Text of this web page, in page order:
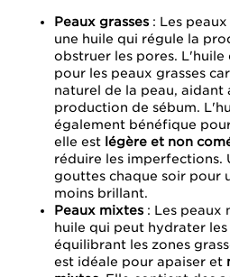
Peaux grasses : Les
une huile qui régule la
obstruer les pores.
pour les peaux grasses
naturel de la peau, aidant
production de sébum.
également bénéfique
elle est légère et non
réduire les imperfections.
gouttes chaque soir pour
moins brillant.
Peaux mixtes : Les peaux
huile qui peut hydrater les
équilibrant les zones
est idéale pour apaiser et